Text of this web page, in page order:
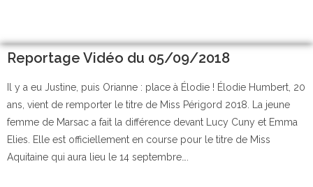
Reportage Vidéo du 05/09/2018
Il y a eu Justine, puis Orianne : place à Élodie ! Élodie Humbert, 20
ans, vient de remporter le titre de Miss Périgord 2018. La jeune
femme de Marsac a fait la différence devant Lucy Cuny et Emma
Elies. Elle est officiellement en course pour le titre de Miss
Aquitaine qui aura lieu le 14 septembre….